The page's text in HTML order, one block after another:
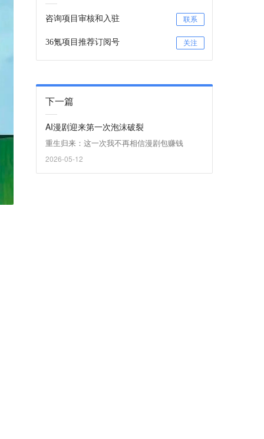
咨询项目审核和入驻 联系
36氪项目推荐订阅号 关注
下一篇
AI漫剧迎来第一次泡沫破裂
重生归来：这一次我不再相信漫剧包赚钱
2026-05-12